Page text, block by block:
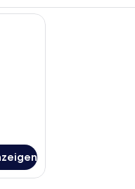
Bett, einem Nachttisch